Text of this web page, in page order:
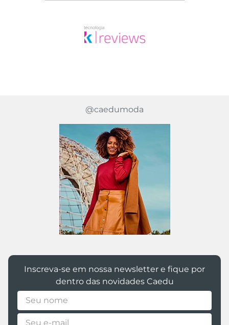
@caedumoda
Inscreva-se em nossa newsletter e fique por
dentro das novidades Caedu